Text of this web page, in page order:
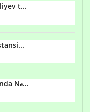
t...
Nə...